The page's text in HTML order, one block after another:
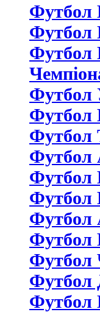
Футбол
Футбол
Футбол
Футбол
Футбол
Футбол
Футбол
Футбол
Футбол
Футбол
Футбол
Футбол
Футбол
Футбол